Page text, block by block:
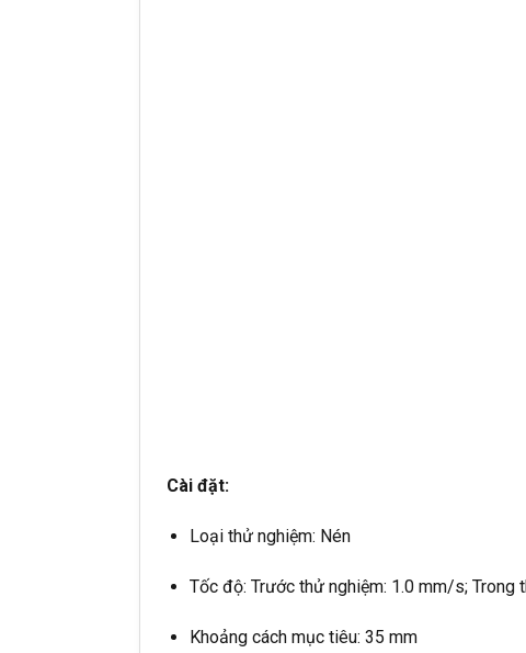
Cài đặt:
Loại thử nghiệm: Nén
Tốc độ: Trước thử nghiệm: 1.0 mm/s;
Khoảng cách mục tiêu: 35 mm